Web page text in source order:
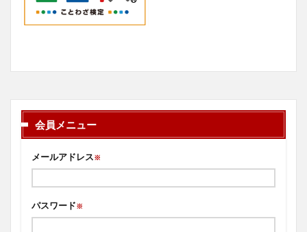
会員メニュー
メールアドレス※
パスワード※